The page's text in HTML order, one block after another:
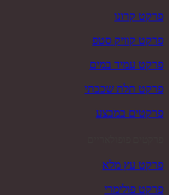
פרקט קרונו
פרקט קוויק סטפ
פרקט עמיד במים
פרקט תלת שכבתי
פרקטים במבצע
פרקט עץ מלא
פרקט פולימרי